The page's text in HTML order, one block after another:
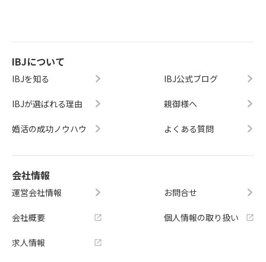
IBJについて
IBJを知る
IBJが選ばれる理由
婚活の成功ノウハウ
IBJ公式ブログ
親御様へ
よくある質問
会社情報
運営会社情報
会社概要
求人情報
お問合せ
個人情報の取り扱い